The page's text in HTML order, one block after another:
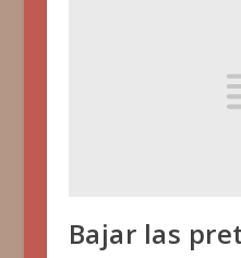
Bajar las